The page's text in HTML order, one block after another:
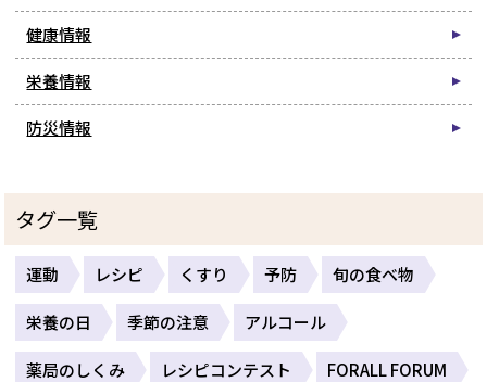
健康情報
栄養情報
防災情報
タグ一覧
運動 レシピ くすり 予防 旬の食べ物
栄養の日 季節の注意 アルコール
薬局のしくみ レシピコンテスト FORALL FORUM